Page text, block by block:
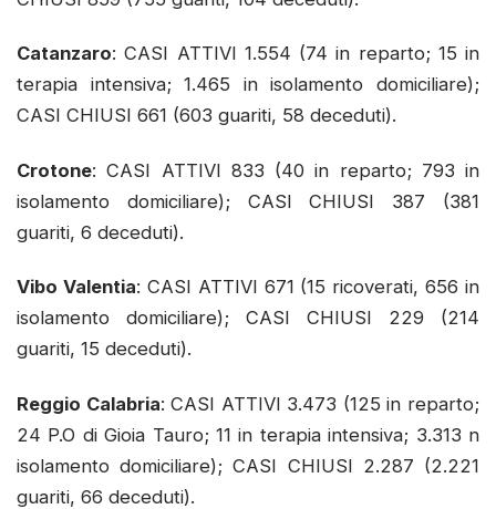
Catanzaro: CASI ATTIVI 1.554 (74 in reparto; 15 in
terapia intensiva; 1.465 in isolamento domiciliare);
CASI CHIUSI 661 (603 guariti, 58 deceduti).
Crotone: CASI ATTIVI 833 (40 in reparto; 793 in
isolamento domiciliare); CASI CHIUSI 387 (381
guariti, 6 deceduti).
Vibo Valentia: CASI ATTIVI 671 (15 ricoverati, 656 in
isolamento domiciliare); CASI CHIUSI 229 (214
guariti, 15 deceduti).
Reggio Calabria: CASI ATTIVI 3.473 (125 in reparto;
24 P.O di Gioia Tauro; 11 in terapia intensiva; 3.313 n
isolamento domiciliare); CASI CHIUSI 2.287 (2.221
guariti, 66 deceduti).